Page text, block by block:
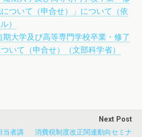
ついて（申合せ）」について（依
）
大学及び高等専門学校卒業・修了
いて（申合せ）（文部科学省）
当者講
Next Post
消費税制度改正関連動向セミナ